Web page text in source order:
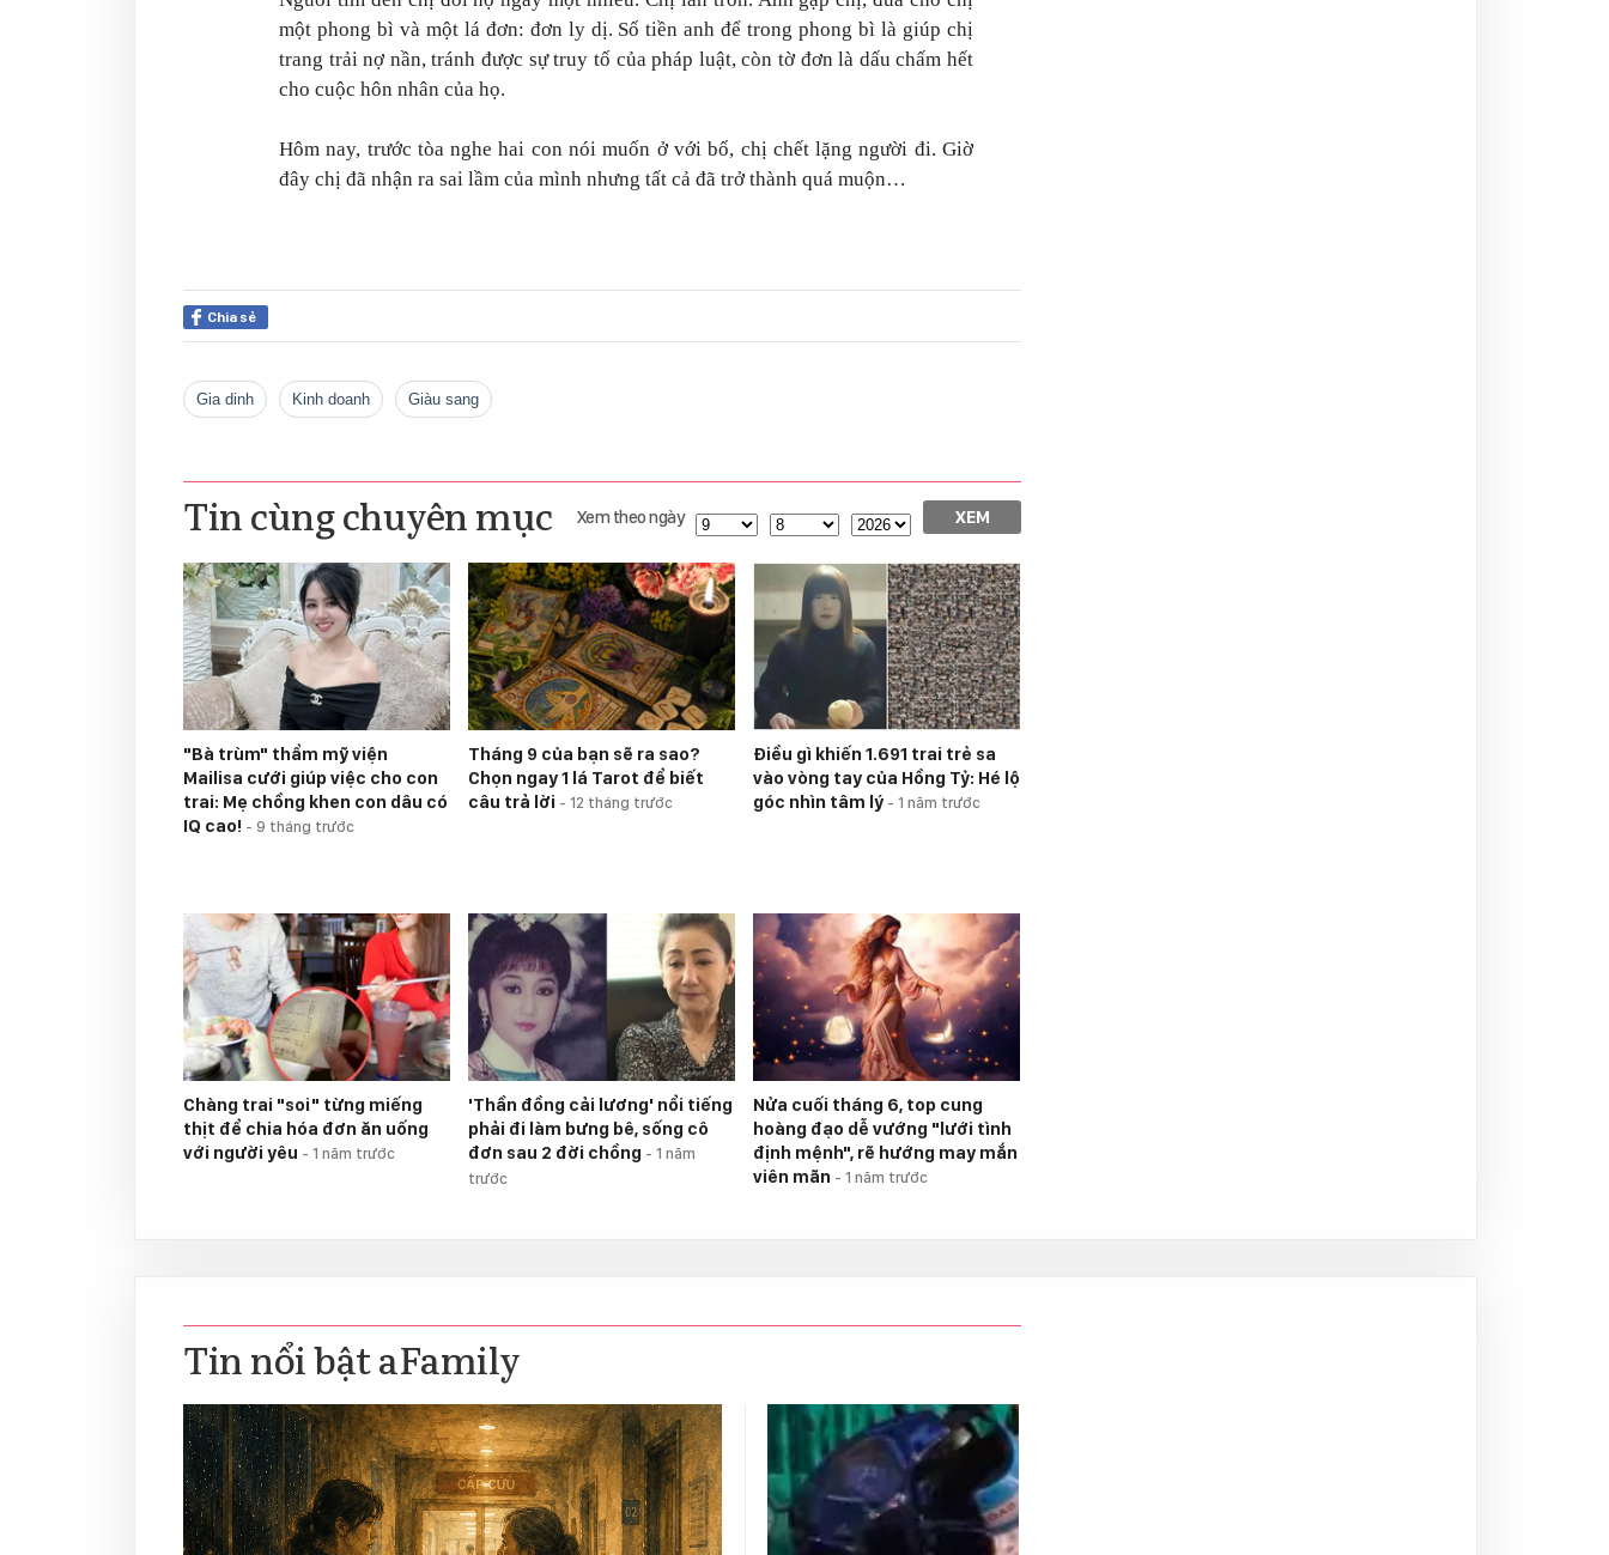
một phong bì và một lá đơn: đơn ly dị. Số tiền anh để trong phong bì là giúp chị
trang trải nợ nần, tránh được sự truy tố của pháp luật, còn tờ đơn là dấu chấm hết
cho cuộc hôn nhân của họ.
Hôm nay, trước tòa nghe hai con nói muốn ở với bố, chị chết lặng người đi. Giờ
đây chị đã nhận ra sai lầm của mình nhưng tất cả đã trở thành quá muộn…
Chia sẻ
gia dinh kinh doanh giàu sang
Tin cùng chuyên mục Xem theo ngày XEM
"Bà trùm" thẩm mỹ viện
Mailisa cưới giúp việc cho con
trai: Mẹ chồng khen con dâu có
IQ cao! - 9 tháng trước
Tháng 9 của bạn sẽ ra sao?
Chọn ngay 1 lá Tarot để biết
câu trả lời - 12 tháng trước
Điều gì khiến 1.691 trai trẻ sa
vào vòng tay của Hồng Tỷ: Hé lộ
góc nhìn tâm lý - 1 năm trước
Chàng trai "soi" từng miếng
thịt để chia hóa đơn ăn uống
với người yêu - 1 năm trước
'Thần đồng cải lương' nổi tiếng
phải đi làm bưng bê, sống cô
đơn sau 2 đời chồng - 1 năm
trước
Nửa cuối tháng 6, top cung
hoàng đạo dễ vướng "lưới tình
định mệnh", rẽ hướng may mắn
viên mãn - 1 năm trước
Tin nổi bật aFamily